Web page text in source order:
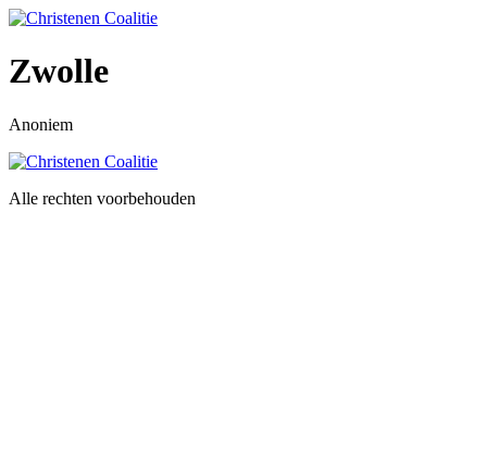
Ga
de
inhoud
Zwolle
Anoniem
Alle rechten voorbehouden